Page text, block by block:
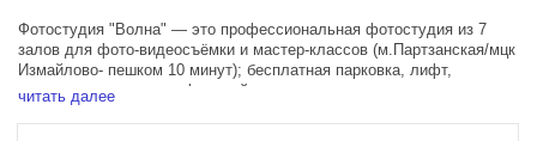
Фотостудия "Волна" — это профессиональная фотостудия из 7
залов для фото-видеосъёмки и мастер-классов (м.Партзанская/мцк
Измайлово- пешком 10 минут); бесплатная парковка, лифт,
кондиционеры, есть кофе и чай, кулер.
читать далее